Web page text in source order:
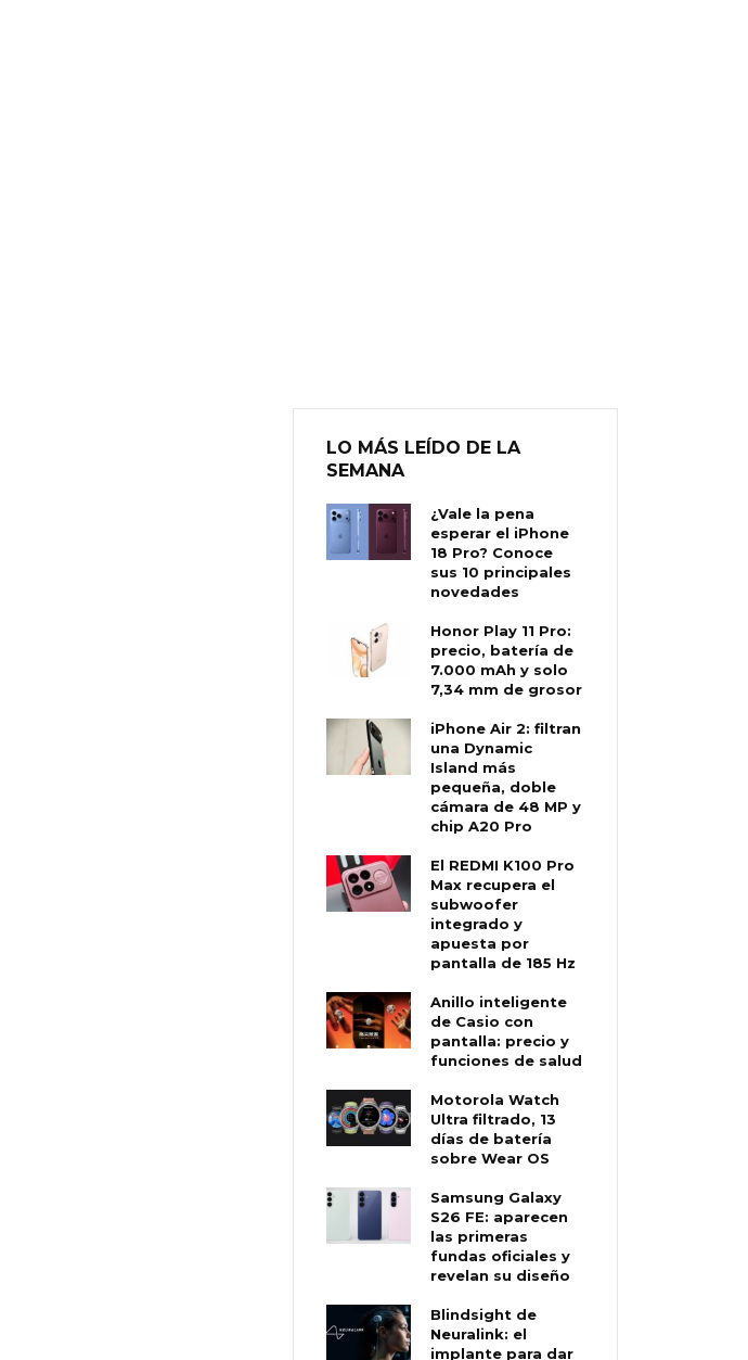
LO MÁS LEÍDO DE LA
SEMANA
¿Vale la pena
esperar el iPhone
18 Pro? Conoce
sus 10 principales
novedades
Honor Play 11 Pro:
precio, batería de
7.000 mAh y solo
7,34 mm de grosor
iPhone Air 2: filtran
una Dynamic
Island más
pequeña, doble
cámara de 48 MP y
chip A20 Pro
El REDMI K100 Pro
Max recupera el
subwoofer
integrado y
apuesta por
pantalla de 185 Hz
Anillo inteligente
de Casio con
pantalla: precio y
funciones de salud
Motorola Watch
Ultra filtrado, 13
días de batería
sobre Wear OS
Samsung Galaxy
S26 FE: aparecen
las primeras
fundas oficiales y
revelan su diseño
Blindsight de
Neuralink: el
implante para dar